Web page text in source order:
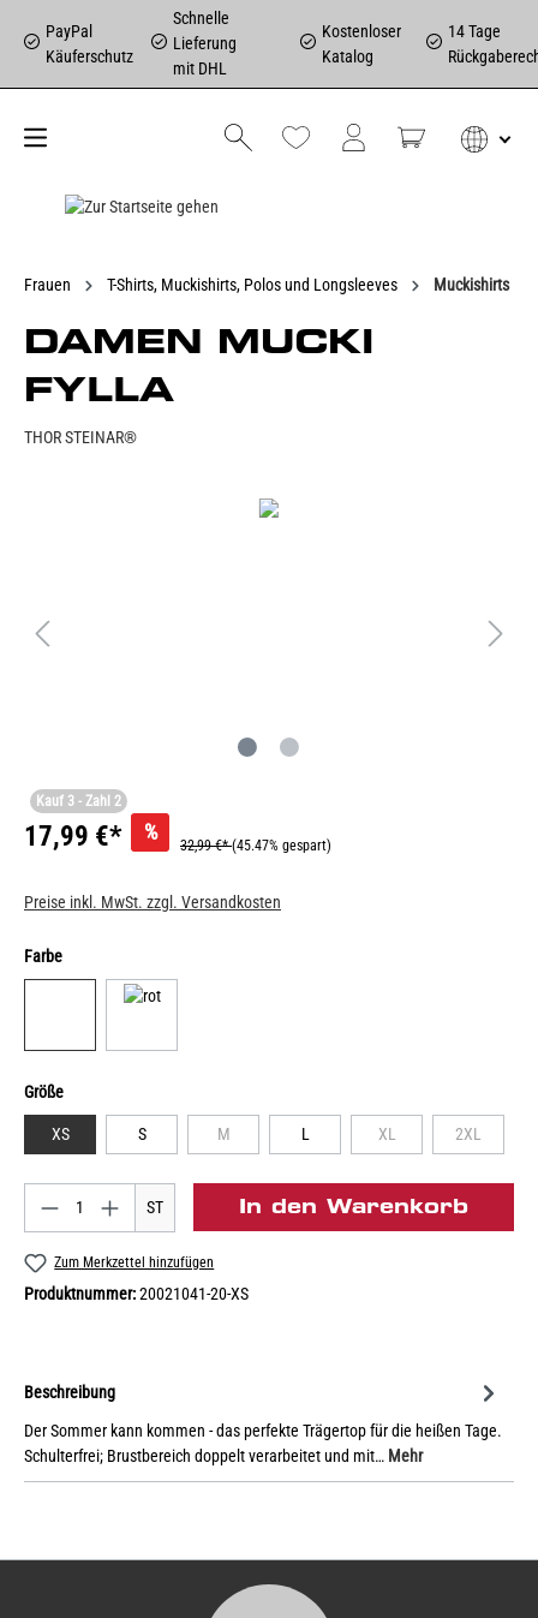
PayPal
Käuferschutz
Schnelle
Lieferung
mit DHL
Kostenloser
Katalog
14 Tage
Frauen T-Shirts, Muckishirts, Polos und Longsleeves Muckishirts
DAMEN MUCKI
FYLLA
THOR STEINAR®
Kauf 3 - Zahl 2
17,99 €* %
32,99 €*(45.47% gespart)
Preise inkl. MwSt. zzgl. Versandkosten
Farbe
Größe
XS S M L XL 2XL
ST In den Warenkorb
Zum Merkzettel hinzufügen
Produktnummer:20021041-20-XS
Beschreibung
Der Sommer kann kommen - das perfekte Trägertop für die heißen Tage.
Schulterfrei; Brustbereich doppelt verarbeitet und mit… Mehr